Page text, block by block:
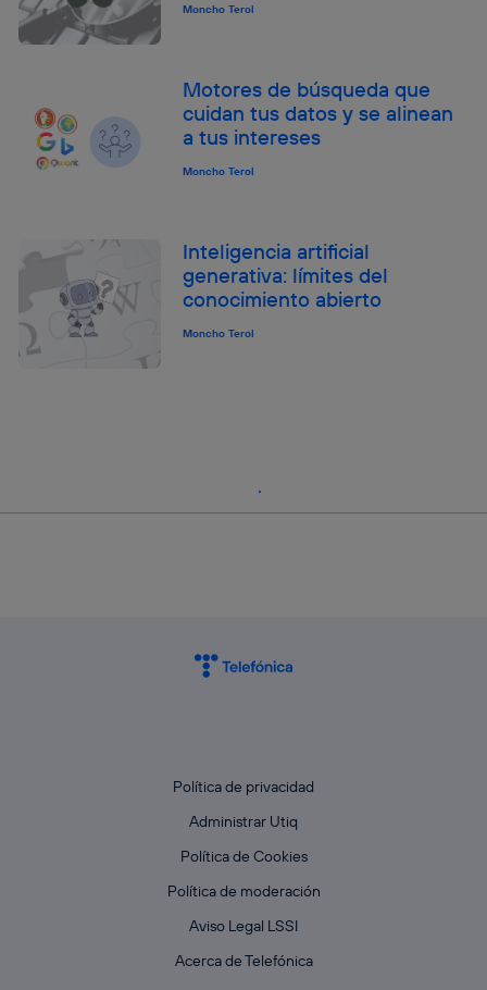
Moncho Terol
Motores de búsqueda que
cuidan tus datos y se alinean
a tus intereses
Moncho Terol
Inteligencia artificial
generativa: límites del
conocimiento abierto
Moncho Terol
Política de privacidad
Administrar Utiq
Política de Cookies
Política de moderación
Aviso Legal LSSI
Acerca de Telefónica